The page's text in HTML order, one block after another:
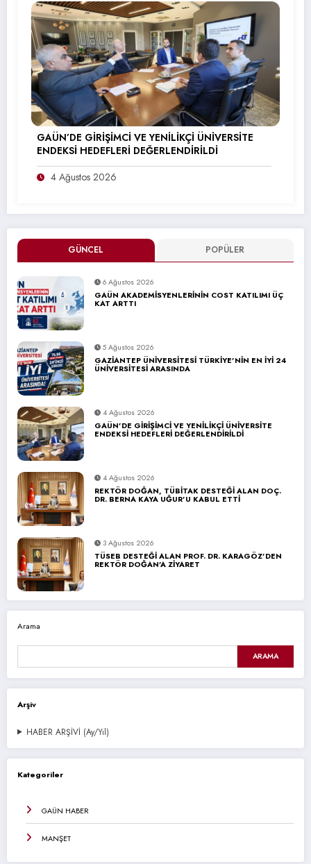
GÜNCEL POPÜLER
6 Ağustos 2026
GAÜN AKADEMİSYENLERİNİN COST KATILIMI ÜÇ
KAT ARTTI
5 Ağustos 2026
GAZİANTEP ÜNİVERSİTESİ TÜRKİYE’NİN EN İYİ 24
ÜNİVERSİTESİ ARASINDA
4 Ağustos 2026
GAÜN’DE GİRİŞİMCİ VE YENİLİKÇİ ÜNİVERSİTE
ENDEKSİ HEDEFLERİ DEĞERLENDİRİLDİ
4 Ağustos 2026
REKTÖR DOĞAN, TÜBİTAK DESTEĞİ ALAN DOÇ.
DR. BERNA KAYA UĞUR’U KABUL ETTİ
3 Ağustos 2026
TÜSEB DESTEĞİ ALAN PROF. DR. KARAGÖZ’DEN
REKTÖR DOĞAN’A ZİYARET
Arama
ARAMA
Arşiv
HABER ARŞİVİ (Ay/Yıl)
Kategoriler
GAÜN HABER
MANŞET
GAÜN’DE GİRİŞİMCİ VE YENİLİKÇİ ÜNİVERSİTE
ENDEKSİ HEDEFLERİ DEĞERLENDİRİLDİ
4 Ağustos 2026